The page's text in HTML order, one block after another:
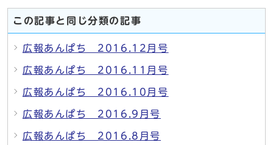
この記事と同じ分類の記事
広報あんぱち 2016.12月号
広報あんぱち 2016.11月号
広報あんぱち 2016.10月号
広報あんぱち 2016.9月号
広報あんぱち 2016.8月号